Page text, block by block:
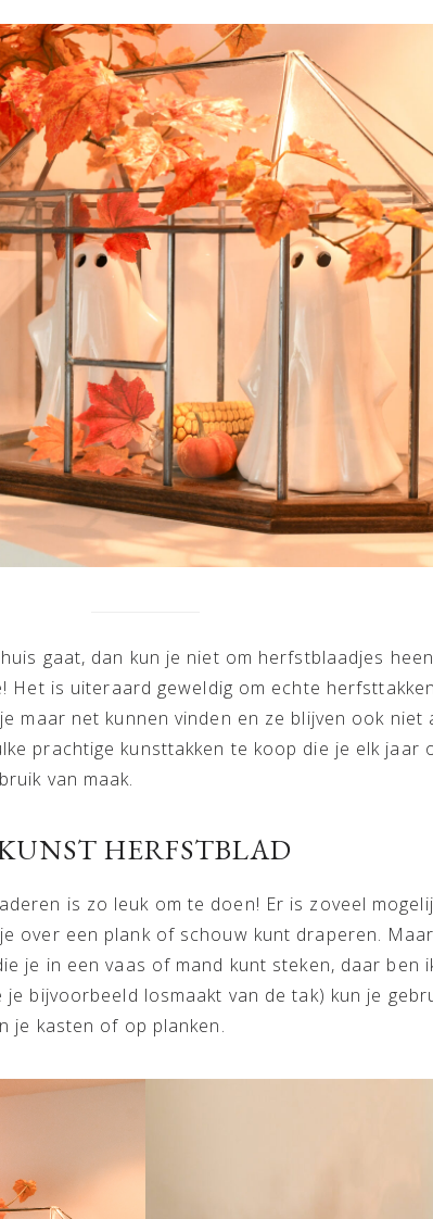
gaat, dan kun je niet om herfstblaadjes
Het is uiteraard geweldig om echte
maar net kunnen vinden en ze blijven ook niet
prachtige kunsttakken te koop die je elk jaar
van maak.
HERFSTBLAD
is zo leuk om te doen! Er is zoveel
over een plank of schouw kunt draperen.
je in een vaas of mand kunt steken, daar ben
bijvoorbeeld losmaakt van de tak) kun je
je kasten of op planken.